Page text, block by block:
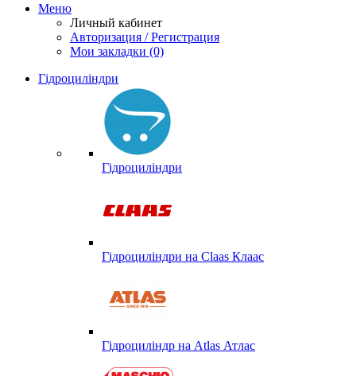
Меню
Личный кабинет
Авторизация / Регистрация
Мои закладки (0)
Гідроциліндри
Гідроциліндри
Гідроциліндри на Claas Клаас
Гідроциліндр на Atlas Атлас